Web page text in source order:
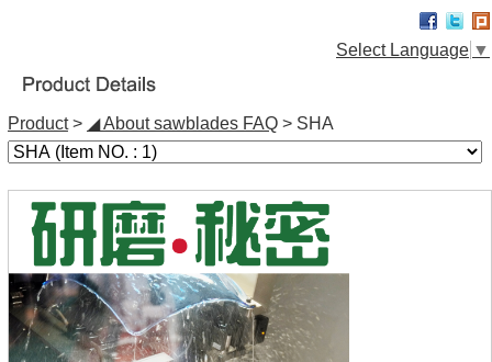
Select Language ▼
Product> ◢ About sawblades FAQ> SHA